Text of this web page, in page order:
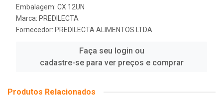
Embalagem: CX 12UN
Marca: PREDILECTA
Fornecedor: PREDILECTA ALIMENTOS LTDA
Faça seu login ou
cadastre-se para ver preços e comprar
Produtos Relacionados